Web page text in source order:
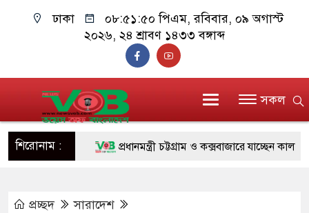
ঢাকা ০৮:৫১:৫১ পিএম, রবিবার, ০৯ অগাস্ট
২০২৬, ২৪ শ্রাবণ ১৪৩৩ বঙ্গাব্দ
সকল
শিরোনাম : প্রধানমন্ত্রী চট্টগ্রাম ও কক্সবাজারে যাচ্ছেন কাল
রিকশা
প্রচ্ছদ
সারাদেশ